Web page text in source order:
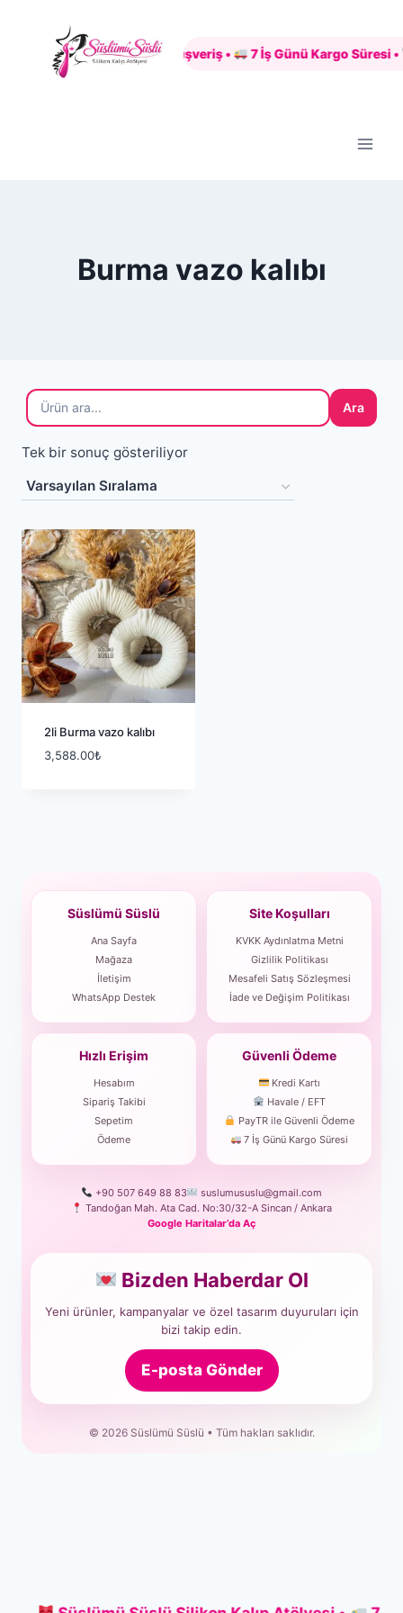
content
Güvenli Alışveriş • 7 İş Günü Kargo Süresi •
Burma vazo kalıbı
Ara
Tek bir sonuç gösteriliyor
2li Burma vazo kalıbı
3,588.00₺
Süslümü Süslü
Ana Sayfa
Mağaza
İletişim
WhatsApp Destek
Site Koşulları
KVKK Aydınlatma Metni
Gizlilik Politikası
Mesafeli Satış Sözleşmesi
İade ve Değişim Politikası
Hızlı Erişim
Hesabım
Sipariş Takibi
Sepetim
Ödeme
Güvenli Ödeme
Kredi Kartı
Havale / EFT
PayTR ile Güvenli Ödeme
7 İş Günü Kargo Süresi
+90 507 649 88 83
suslumususlu@gmail.com
Tandoğan Mah. Ata Cad. No:30/32-A Sincan / Ankara
Google Haritalar’da Aç
Bizden Haberdar Ol
Yeni ürünler, kampanyalar ve özel tasarım duyuruları için
bizi takip edin.
E-posta Gönder
© 2026 Süslümü Süslü • Tüm hakları saklıdır.